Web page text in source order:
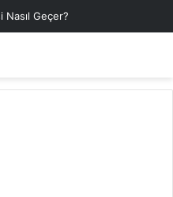
Geçer?